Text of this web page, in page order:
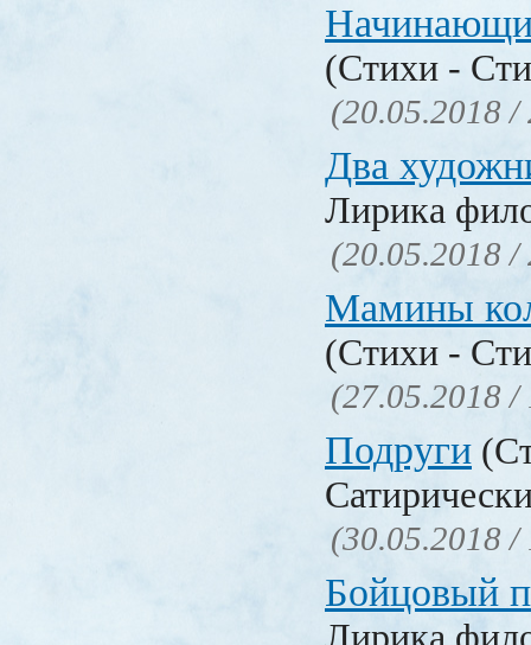
(Стихи -
(20.05.2018 /
Два
Лирика
(20.05.2018 /
Мамины
(Стихи -
(27.05.2018 /
Подруги
(30.05.2018 /
Бойцовый